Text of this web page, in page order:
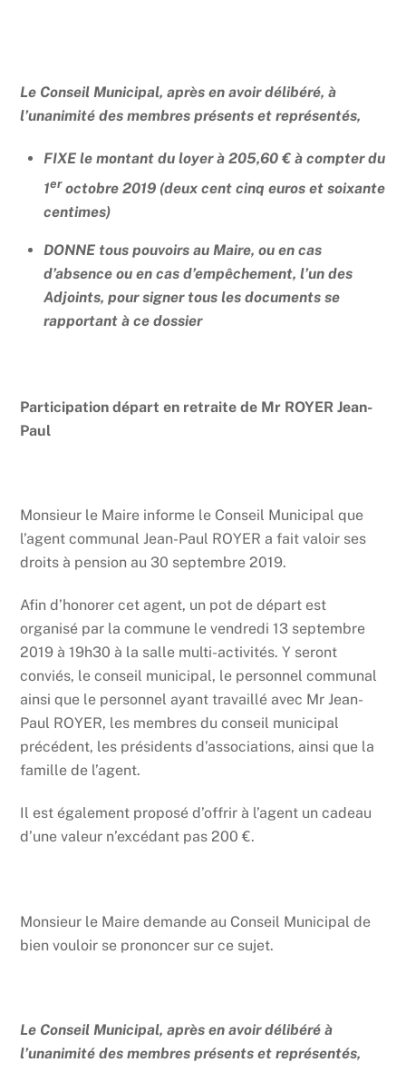
Le Conseil Municipal, après en avoir délibéré, à
l’unanimité des membres présents et représentés,
FIXE le montant du loyer à 205,60 € à compter du
1eroctobre 2019 (deux cent cinq euros et soixante
centimes)
DONNE tous pouvoirs au Maire, ou en cas
d’absence ou en cas d’empêchement, l’un des
Adjoints, pour signer tous les documents se
rapportant à ce dossier
Participation départ en retraite de Mr ROYER Jean-
Paul
Monsieur le Maire informe le Conseil Municipal que
l’agent communal Jean-Paul ROYER a fait valoir ses
droits à pension au 30 septembre 2019.
Afin d’honorer cet agent, un pot de départ est
organisé par la commune le vendredi 13 septembre
2019 à 19h30 à la salle multi-activités. Y seront
conviés, le conseil municipal, le personnel communal
ainsi que le personnel ayant travaillé avec Mr Jean-
Paul ROYER, les membres du conseil municipal
précédent, les présidents d’associations, ainsi que la
famille de l’agent.
Il est également proposé d’offrir à l’agent un cadeau
d’une valeur n’excédant pas 200 €.
Monsieur le Maire demande au Conseil Municipal de
bien vouloir se prononcer sur ce sujet.
Le Conseil Municipal, après en avoir délibéré à
l’unanimité des membres présents et représentés,